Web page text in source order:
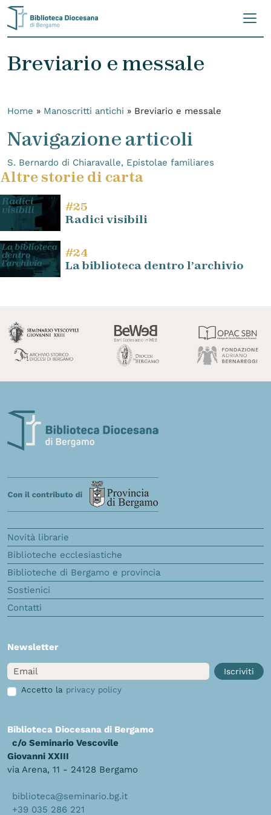
Skip to content
Breviario e messale
Home » Manoscritti antichi » Breviario e messale
Navigazione articoli
S. Bernardo di Chiaravalle, Epistolae familiares
Altre storie di carta
#25
Radici visibili
#24
La biblioteca dentro l’archivio
Novità librarie
Biblioteche ecclesiastiche
Biblioteche di Bergamo e provincia
Sostienici
Contatti
Newsletter
Email
Iscriviti
Accetto la privacy policy
Biblioteca Diocesana di Bergamo
c/o Seminario Vescovile
Giovanni XXIII
via Arena, 11 - 24128 Bergamo
biblioteca@seminario.bg.it
+39 035 286 221